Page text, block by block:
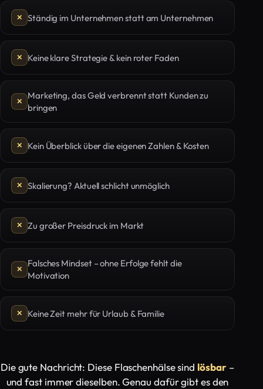
Ständig im Unternehmen statt am Unternehmen
Keine klare Strategie & kein roter Faden
Marketing, das Geld verbrennt statt Kunden zu
bringen
Kein Überblick über die eigenen Zahlen & Kosten
Skalierung? Aktuell schlicht unmöglich
Zu großer Preisdruck im Markt
Falsches Mindset – ohne Erfolge fehlt die
Motivation
Keine Zeit mehr für Urlaub & Familie
Die gute Nachricht: Diese Flaschenhälse sind lösbar –
und fast immer dieselben. Genau dafür gibt es den